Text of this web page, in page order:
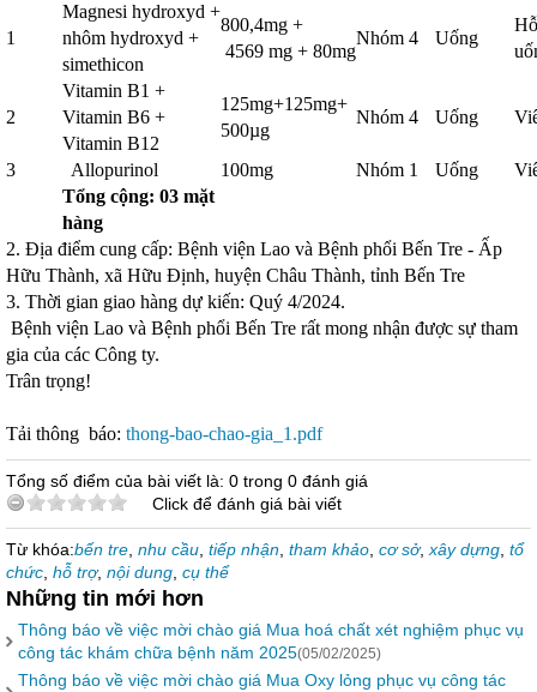
1
Magnesi hydroxyd +
nhôm hydroxyd +
simethicon
800,4mg +
4569 mg + 80mg
Nhóm 4 Uống
2
Vitamin B1 +
Vitamin B6 +
Vitamin B12
125mg+125mg+
500µg
Nhóm 4 Uống
3 Allopurinol 100mg Nhóm 1 Uống
Tổng cộng: 03 mặt
hàng
2. Địa điểm cung cấp: Bệnh viện Lao và Bệnh phổi Bến Tre - Ấp
Hữu Thành, xã Hữu Định, huyện Châu Thành, tỉnh Bến Tre
3. Thời gian giao hàng dự kiến: Quý 4/2024.
Bệnh viện Lao và Bệnh phổi Bến Tre rất mong nhận được sự tham
gia của các Công ty.
Trân trọng!
Tải thông báo: thong-bao-chao-gia_1.pdf
Tổng số điểm của bài viết là: 0 trong 0 đánh giá
Click để đánh giá bài viết
Từ khóa:bến tre nhu cầu tiếp nhận tham khảo cơ sở, xây dựng tổ
chức hỗ trợ, nội dung cụ thể
Những tin mới hơn
Thông báo về việc mời chào giá Mua hoá chất xét nghiệm phục vụ
công tác khám chữa bệnh năm 2025(05/02/2025)
Thông báo về việc mời chào giá Mua Oxy lỏng phục vụ công tác